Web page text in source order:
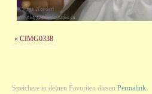
«CIMG0338
Speichere in deinen Favoriten diesenPermalink